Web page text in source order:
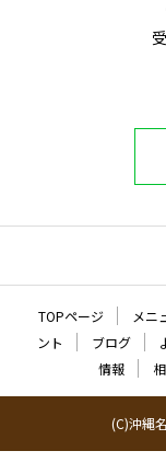
TOPページ メニ
ント
ブログ
情報
(C)沖縄